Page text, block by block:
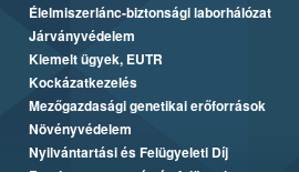
Élelmiszerlánc-biztonsági laborhálózat
Járványvédelem
Kiemelt ügyek, EUTR
Kockázatkezelés
Mezőgazdasági genetikai erőforrások
Növényvédelem
Nyilvántartási és Felügyeleti Díj